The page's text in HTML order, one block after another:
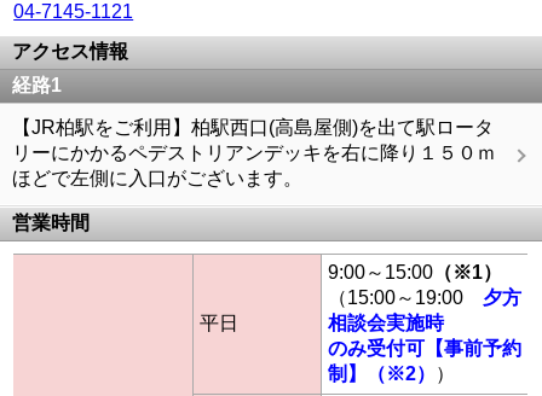
04-7145-1121
アクセス情報
経路1
【JR柏駅をご利用】柏駅西口(高島屋側)を出て駅ロータ
リーにかかるペデストリアンデッキを右に降り１５０ｍ
ほどで左側に入口がございます。
営業時間
平日
9:00～15:00 （※1）
（15:00～19:00 夕方
相談会実施時
のみ受付可【事前予約
制】（※2）
）